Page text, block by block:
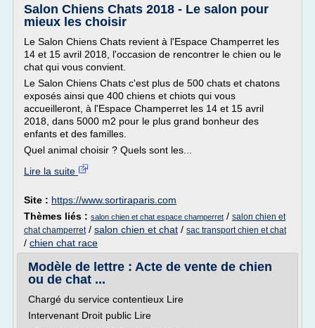
Salon Chiens Chats 2018 - Le salon pour
mieux les choisir
Le Salon Chiens Chats revient à l'Espace Champerret les
14 et 15 avril 2018, l'occasion de rencontrer le chien ou le
chat qui vous convient.
Le Salon Chiens Chats c'est plus de 500 chats et chatons
exposés ainsi que 400 chiens et chiots qui vous
accueilleront, à l'Espace Champerret les 14 et 15 avril
2018, dans 5000 m2 pour le plus grand bonheur des
enfants et des familles.
Quel animal choisir ? Quels sont les...
Lire la suite
Site : https://www.sortiraparis.com
Thèmes liés : salon chien et chat espace champerret / salon chien et
chat champerret/ salon chien et chat / sac transport chien et chat
/ chien chat race
Modèle de lettre : Acte de vente de chien
ou de chat ...
Chargé du service contentieux Lire
Intervenant Droit public Lire